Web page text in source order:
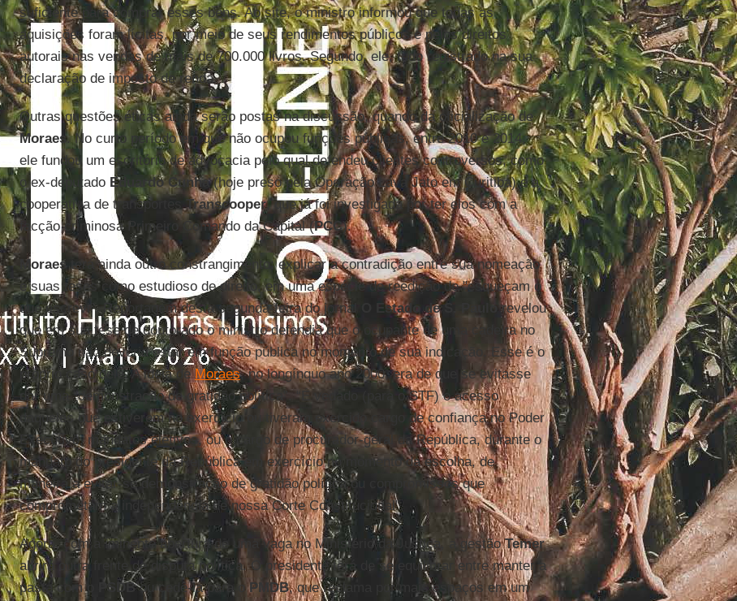
suficiente para comprar esses bens. Ao site, o ministro informou que todas as
aquisições foram lícitas, por meio de seus rendimentos públicos e pelos direitos
autorais nas vendas de mais de 700.000 livros. Segundo, ele, tudo registrado na sua
declaração de imposto de renda.
Outras questões éticas ainda serão postas na discussão, quando da oficialização de
Moraes. No curto período em que não ocupou funções públicas, entre 2010 e 2014,
ele fundou um escritório de advocacia pelo qual defendeu clientes controversos, como
o ex-deputado Eduardo Cunha(hoje preso pela Operação Lava Jato em Curitiba) e a
cooperativa de transportesTranscooper, que já foi investigada por ter elos com a
facção criminosa Primeiro Comando da Capital (PCC).
Moraes terá ainda outro constrangimento: explicar a contradição entre sua nomeação
e suas teses como estudioso de direito, em uma espécie de reedição de "esqueçam o
que escrevi”. Reportagem desta segunda-feira do jornal
O Estado de S. Paulo
revelou
que em sua tese de doutorado o ministro defendia que o ocupante de uma cadeira no
Supremo não deveria estar em função pública no momento de sua indicação. Esse é o
próprio caso dele. A ideia deMoraes, no longínquo ano 2000, era de que se evitasse
dar uma “demonstração de gratidão política”. “É vedado (para o STF) o acesso
daqueles que estiverem no exercício ou tiveram exercido cargo de confiança no Poder
Executivo, mandatos eletivos, ou o cargo de procurador-geral da República, durante o
mandato do presidente da República em exercício no momento da escolha, de
maneira a evitar-se demonstração de gratidão política ou compromissos que
comprometam a independência de nossa Corte Constitucional”.
Agora, com a iminente abertura de uma vaga no Ministério da Justiça, a gestãoTemer
abrirá outra frente de disputa política. O presidente terá de se equilibrar entre manter a
pasta com o
PSDBou cedê-la para oPMDB, que reclama por mais espaços em um